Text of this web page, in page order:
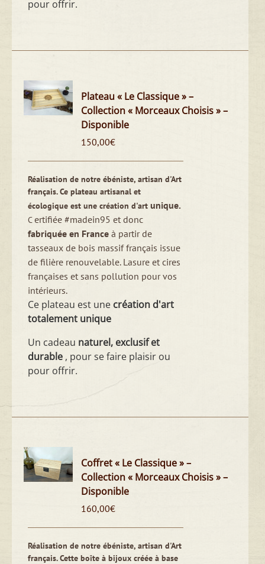
pour offrir.
Plateau « Le Classique » –
Collection « Morceaux Choisis » –
Disponible
150,00€
Réalisation de notre ébéniste, artisan d'Art
français.Ce plateau artisanal et
écologique est une création d'artunique.
Certifiée #madein95 et donc
fabriquée en Franceà partir de
tasseaux de bois massif français issue
de filière renouvelable. Lasure et cires
françaises et sans pollution pour vos
intérieurs.
Ce plateau est une création d'art
totalement unique
Un cadeau naturel, exclusif et
durable , pour se faire plaisir ou
pour offrir.
Coffret « Le Classique » –
Collection « Morceaux Choisis » –
Disponible
160,00€
Réalisation de notre ébéniste, artisan d'Art
français. Cette boîte à bijoux créée à base